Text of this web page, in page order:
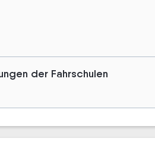
der Fahrschulen